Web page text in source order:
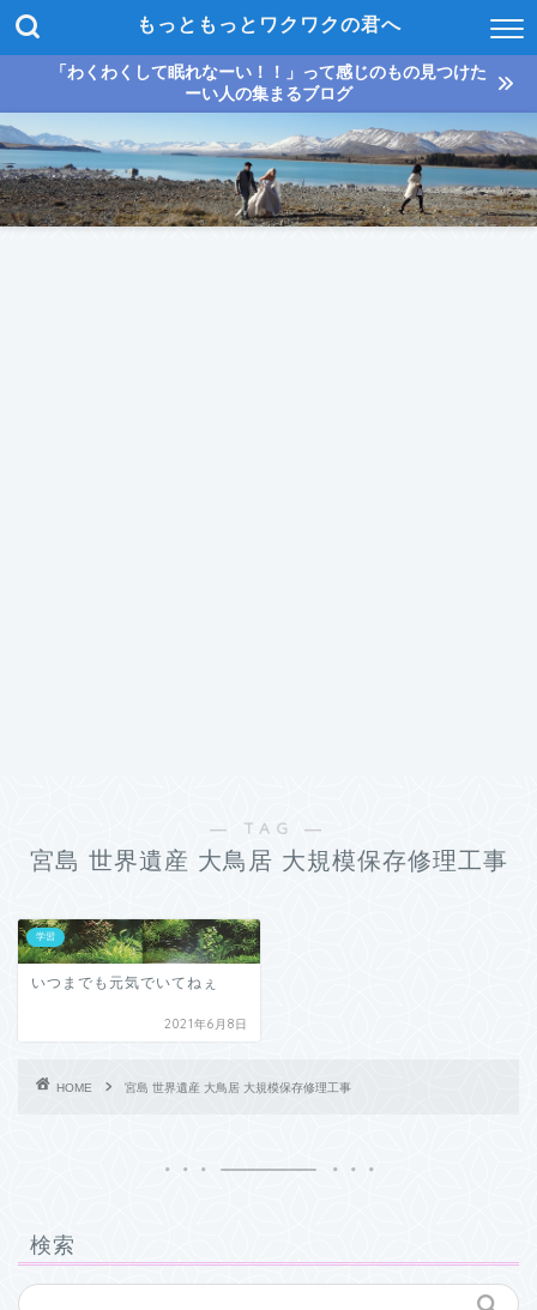
もっともっとワクワクの君へ
「わくわくして眠れなーい！！」って感じのもの見つけた
ーい人の集まるブログ
― TAG ―
宮島 世界遺産 大鳥居 大規模保存修理工事
学習
いつまでも元気でいてねぇ
2021年6月8日
HOME 宮島 世界遺産 大鳥居 大規模保存修理工事
検索